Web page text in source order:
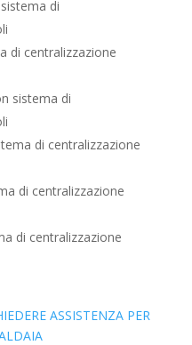
di
di centralizzazione
sistema di
di centralizzazione
di centralizzazione
di centralizzazione
ASSISTENZA PER